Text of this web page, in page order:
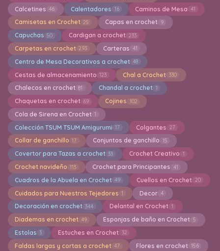
Calcetines 46 Calentadores 16 Caminos de Mesa 41
Camisetas en Crochet 25 Capas en crochet 9
Capuchas 50 Cardigan a crochet 233
Carpetas en crochet 293 Carteras 41
Centro de Mesa Decorativos a crochet 48
Cestas de almacenamiento 123 Chal a Crochet 330
Chalecos en crochet 81 Chandal a crochet 1
Chaquetas en crochet 69 Cojines 102
Cola de Sirena en Crochet 1
Colección TSUM TSUM Amigurumi 17 Colgantes 27
Collar de ganchillo 17 Conjuntos de ganchillo 15
Covertor para Tazas a crochet 33 Crochet Creativo 1
Crochet navideño 113 Crochet para Principantes 41
Cuadros de la Abuela en Crochet 49 Cuellos en Crochet 20
Cuidados para Nuestros Tejedores 1 Decor 4
Decoración en crochet 344 Delantal en Crochet 1
Diademas en crochet 49 Esponjas de baño en Crochet 5
Estolas 3 Estuches en Crochet 32
Faldas largas y cortas a crochet 47 Flores en crochet 156